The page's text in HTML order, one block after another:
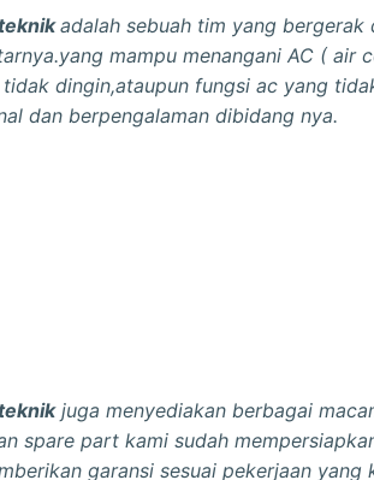
adalah sebuah tim yang bergerak
mampu menangani AC ( air
dingin,ataupun fungsi ac yang
dan berpengalaman dibidang nya.
juga menyediakan berbagai
spare part kami sudah
garansi sesuai pekerjaan yang